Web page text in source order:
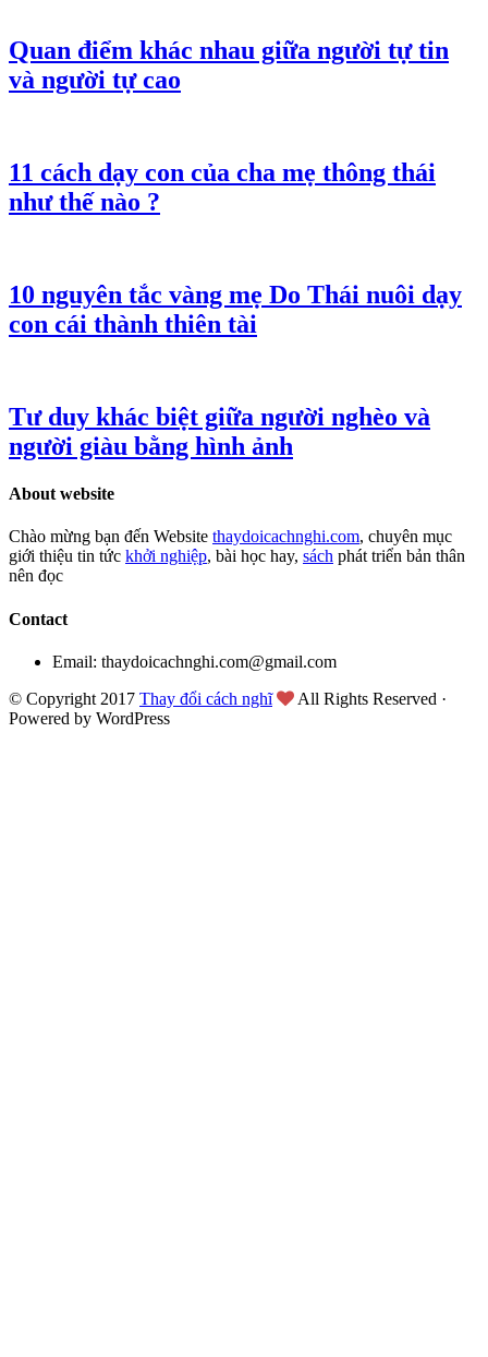
Quan điểm khác nhau giữa người tự tin
và người tự cao
11 cách dạy con của cha mẹ thông thái
như thế nào ?
10 nguyên tắc vàng mẹ Do Thái nuôi dạy
con cái thành thiên tài
Tư duy khác biệt giữa người nghèo và
người giàu bằng hình ảnh
About website
Chào mừng bạn đến Website thaydoicachnghi.com, chuyên mục
giới thiệu tin tức khởi nghiệp, bài học hay, sách phát triển bản thân
nên đọc
Contact
Email: thaydoicachnghi.com@gmail.com
© Copyright 2017 Thay đổi cách nghĩ
All Rights Reserved ·
Powered by WordPress